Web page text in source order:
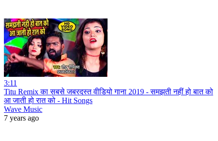
3:11
Titu Remix का सबसे जबरदस्त वीडियो गाना 2019 - समझती नहीं हो बात को
आ जाती हो रात को - Hit Songs
Wave Music
7 years ago